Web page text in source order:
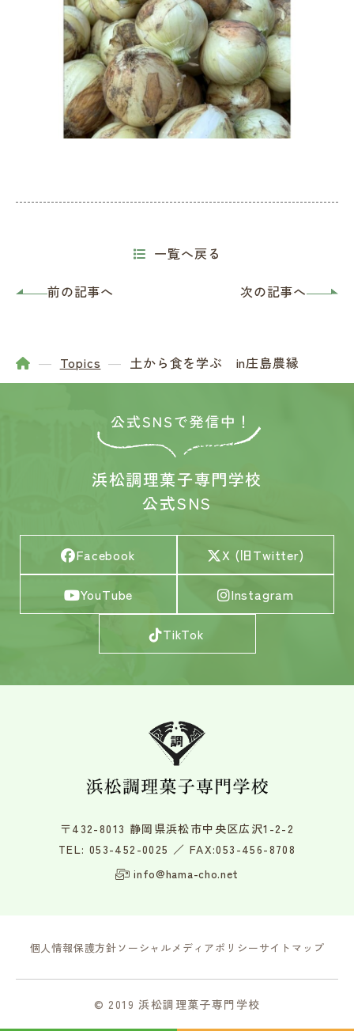
前の記事へ
一覧へ戻る
次の記事へ
Topics 土から食を学ぶ in庄島農縁
浜松調理菓子専門学校
公式SNS
Facebook X (旧Twitter)
YouTube Instagram
TikTok
〒432-8013 静岡県浜松市中央区広沢1-2-2
TEL: 053-452-0025 ／ FAX:053-456-8708
info@hama-cho.net
個人情報保護方針ソーシャルメディアポリシーサイトマップ
© 2019 浜松調理菓子専門学校